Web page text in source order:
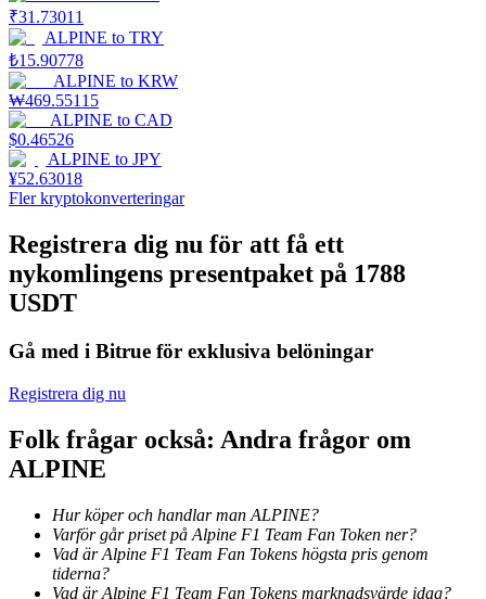
Utsättning
Hög avkastning och omedelbar tillgång
Flexibel insats för att tjäna populära tokens
₹31.73011
ALPINE to TRY
₺15.90778
ALPINE to KRW
₩469.55115
ALPINE to CAD
$0.46526
ALPINE to JPY
¥52.63018
Fler kryptokonverteringar
Registrera dig nu för att få ett
nykomlingens presentpaket på 1788
USDT
Gå med i Bitrue för exklusiva belöningar
Registrera dig nu
Folk frågar också: Andra frågor om
ALPINE
Hur köper och handlar man ALPINE?
Varför går priset på Alpine F1 Team Fan Token ner?
Vad är Alpine F1 Team Fan Tokens högsta pris genom
tiderna?
Vad är Alpine F1 Team Fan Tokens marknadsvärde idag?